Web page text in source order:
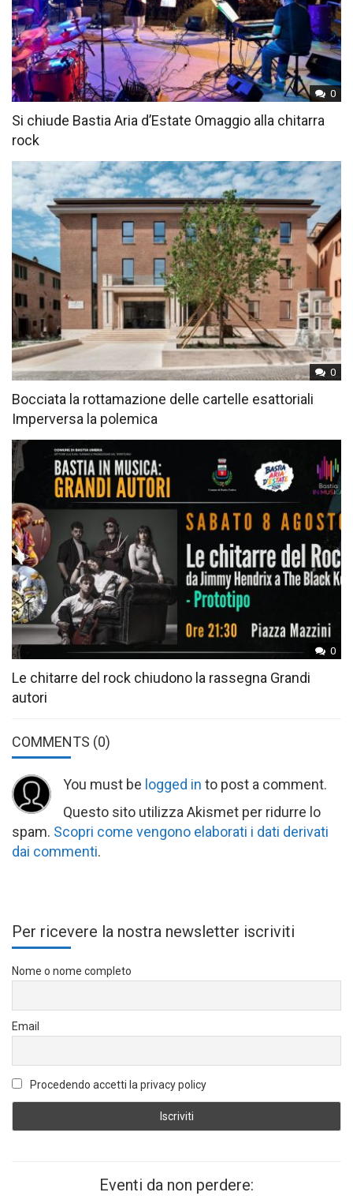
0
Si chiude Bastia Aria d’Estate Omaggio alla chitarra
rock
0
Bocciata la rottamazione delle cartelle esattoriali
Imperversa la polemica
0
Le chitarre del rock chiudono la rassegna Grandi
autori
COMMENTS (0)
You must be logged in to post a comment.
Questo sito utilizza Akismet per ridurre lo
spam. Scopri come vengono elaborati i dati derivati
dai commenti.
Per ricevere la nostra newsletter iscriviti
Nome o nome completo
Email
Procedendo accetti la privacy policy
Eventi da non perdere: